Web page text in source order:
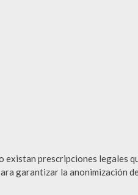
prescripciones legales
garantizar la anonimización